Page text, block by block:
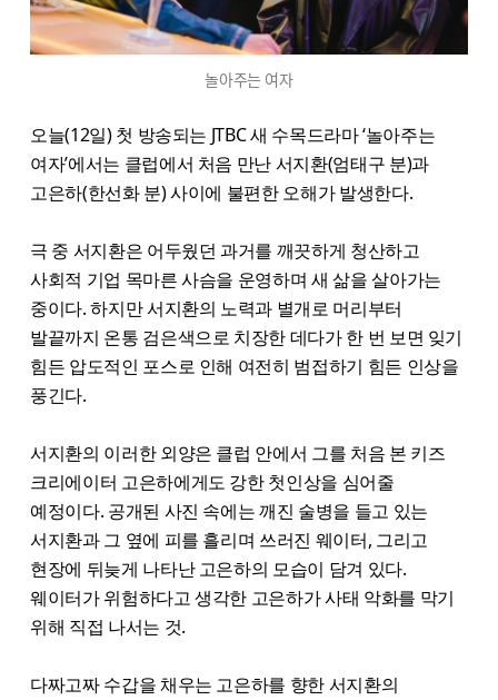
놀아주는 여자
오늘(12일) 첫 방송되는 JTBC 새 수목드라마 ‘놀아주는
여자’에서는 클럽에서 처음 만난 서지환(엄태구 분)과
고은하(한선화 분) 사이에 불편한 오해가 발생한다.
극 중 서지환은 어두웠던 과거를 깨끗하게 청산하고
사회적 기업 목마른 사슴을 운영하며 새 삶을 살아가는
중이다. 하지만 서지환의 노력과 별개로 머리부터
발끝까지 온통 검은색으로 치장한 데다가 한 번 보면 잊기
힘든 압도적인 포스로 인해 여전히 범접하기 힘든 인상을
풍긴다.
서지환의 이러한 외양은 클럽 안에서 그를 처음 본 키즈
크리에이터 고은하에게도 강한 첫인상을 심어줄
예정이다. 공개된 사진 속에는 깨진 술병을 들고 있는
서지환과 그 옆에 피를 흘리며 쓰러진 웨이터, 그리고
현장에 뒤늦게 나타난 고은하의 모습이 담겨 있다.
웨이터가 위험하다고 생각한 고은하가 사태 악화를 막기
위해 직접 나서는 것.
다짜고짜 수갑을 채우는 고은하를 향한 서지환의